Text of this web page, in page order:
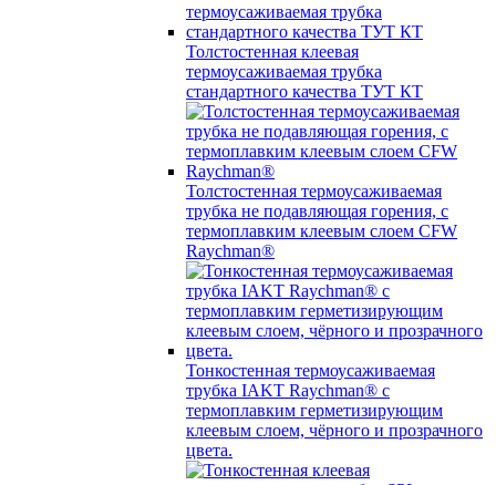
Толстостенная клеевая
термоусаживаемая трубка
стандартного качества ТУТ КТ
Толстостенная термоусаживаемая
трубка не подавляющая горения, с
термоплавким клеевым слоем CFW
Raychman®
Тонкостенная термоусаживаемая
трубка IAKT Raychman® с
термоплавким герметизирующим
клеевым слоем, чёрного и прозрачного
цвета.